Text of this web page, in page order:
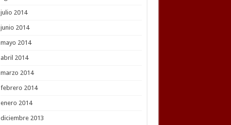
julio 2014
junio 2014
mayo 2014
abril 2014
marzo 2014
febrero 2014
enero 2014
diciembre 2013